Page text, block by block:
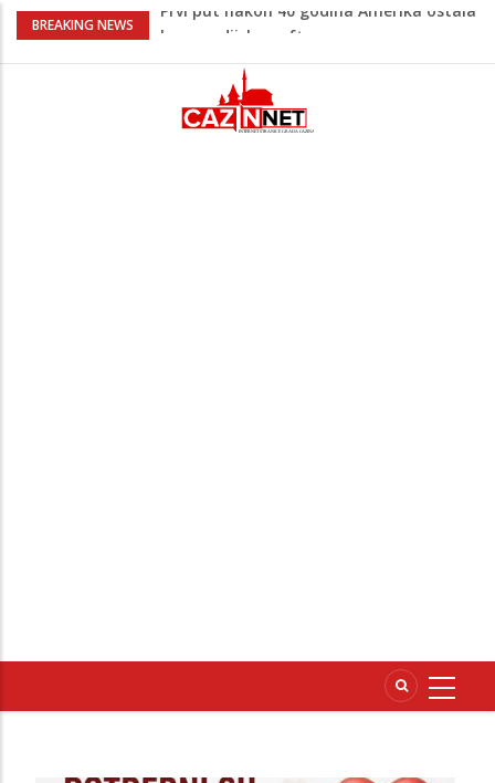
BREAKING NEWS
Šta je Vučić prešutio Zelenskom?
Šta se dešava u Europi? Dron iz
Rumunije ušao u Bugarsku i eksplodirao
kod gasovoda